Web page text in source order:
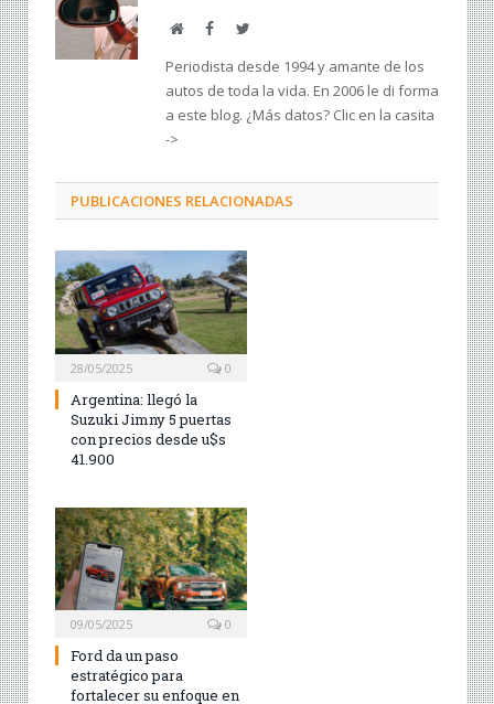
WebFacebookTwitter
Periodista desde 1994 y amante de los
autos de toda la vida. En 2006 le di forma
a este blog. ¿Más datos? Clic en la casita
->
PUBLICACIONES RELACIONADAS
28/05/2025 0
Argentina: llegó la
Suzuki Jimny 5 puertas
con precios desde u$s
41.900
09/05/2025 0
Ford da un paso
estratégico para
fortalecer su enfoque en